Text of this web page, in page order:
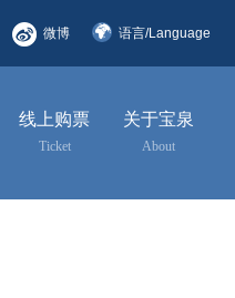
语言/Language
English
微博
线上购票
Ticket
关于宝泉
About